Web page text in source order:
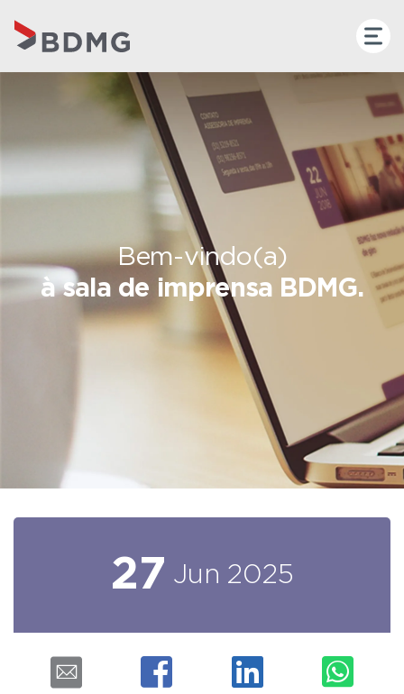
Bem-vindo(a)
à sala de imprensa BDMG.
27 Jun 2025